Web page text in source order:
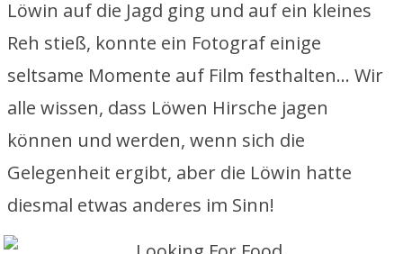
Löwin auf die Jagd ging und auf ein kleines
Reh stieß, konnte ein Fotograf einige
seltsame Momente auf Film festhalten… Wir
alle wissen, dass Löwen Hirsche jagen
können und werden, wenn sich die
Gelegenheit ergibt, aber die Löwin hatte
diesmal etwas anderes im Sinn!